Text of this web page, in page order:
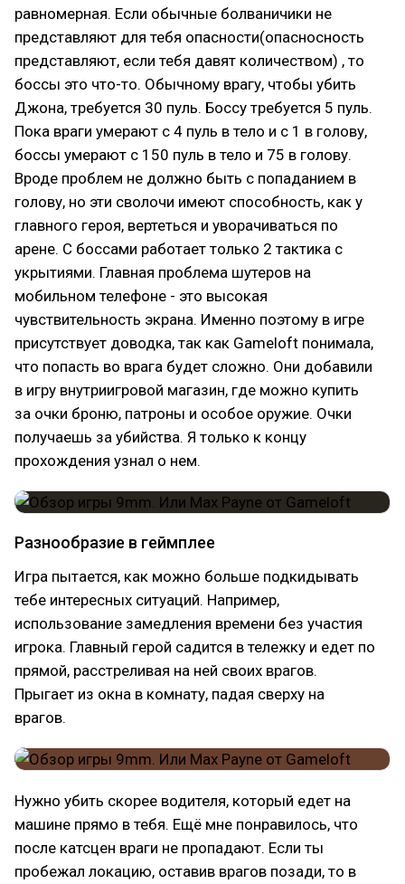
равномерная. Если обычные болваничики не
представляют для тебя опасности(опасносность
представляют, если тебя давят количеством) , то
боссы это что-то. Обычному врагу, чтобы убить
Джона, требуется 30 пуль. Боссу требуется 5 пуль.
Пока враги умерают с 4 пуль в тело и с 1 в голову,
боссы умерают с 150 пуль в тело и 75 в голову.
Вроде проблем не должно быть с попаданием в
голову, но эти сволочи имеют способность, как у
главного героя, вертеться и уворачиваться по
арене. С боссами работает только 2 тактика с
укрытиями. Главная проблема шутеров на
мобильном телефоне - это высокая
чувствительность экрана. Именно поэтому в игре
присутствует доводка, так как Gameloft понимала,
что попасть во врага будет сложно. Они добавили
в игру внутриигровой магазин, где можно купить
за очки броню, патроны и особое оружие. Очки
получаешь за убийства. Я только к концу
прохождения узнал о нем.
Разнообразие в геймплее
Игра пытается, как можно больше подкидывать
тебе интересных ситуаций. Например,
использование замедления времени без участия
игрока. Главный герой садится в тележку и едет по
прямой, расстреливая на ней своих врагов.
Прыгает из окна в комнату, падая сверху на
врагов.
Нужно убить скорее водителя, который едет на
машине прямо в тебя. Ещё мне понравилось, что
после катсцен враги не пропадают. Если ты
пробежал локацию, оставив врагов позади, то в